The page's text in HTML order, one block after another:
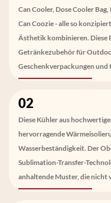
Can Cooler, Dose Cooler
Can Coozie - alle so
Ästhetik kombinieren. Diese
Getränkezubehör für
Geschenkverpackungen und
02
Diese Kühler aus
hervorragende
Wasserbeständigkeit. Der
Sublimation-Transfer-
anhaltende Muster, die nicht